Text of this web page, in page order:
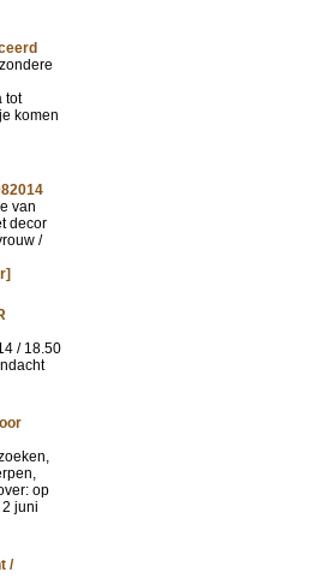
tot
komen
van
decor
/
/ 18.50
op
juni
/